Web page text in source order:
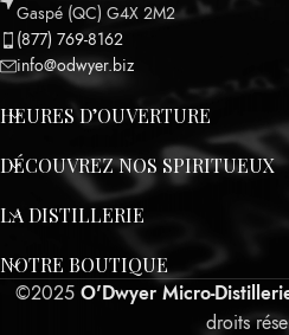
Gaspé (QC) G4X 2M2
(877) 769-8162
info@odwyer.biz
HEURES D’OUVERTURE
DÉCOUVREZ NOS SPIRITUEUX
LA DISTILLERIE
NOTRE BOUTIQUE
©2025 O'Dwyer Micro-
droits